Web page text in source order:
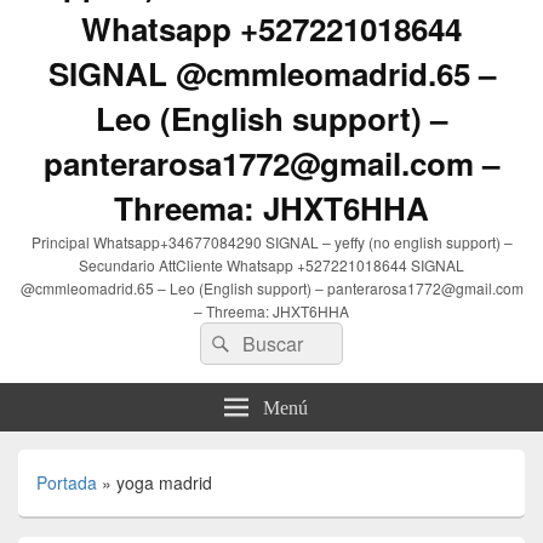
Whatsapp +527221018644
SIGNAL @cmmleomadrid.65 –
Leo (English support) –
panterarosa1772@gmail.com –
Threema: JHXT6HHA
Principal Whatsapp+34677084290 SIGNAL – yeffy (no english support) –
Secundario AttCliente Whatsapp +527221018644 SIGNAL
@cmmleomadrid.65 – Leo (English support) – panterarosa1772@gmail.com
– Threema: JHXT6HHA
Buscar
por:
Buscar
Menú
Portada » yoga madrid